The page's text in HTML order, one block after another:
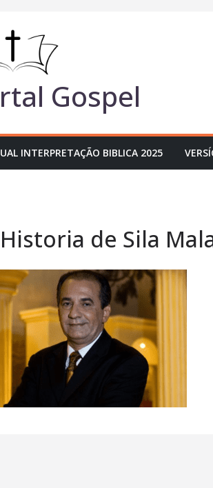
Gospel
INTERPRETAÇÃO BIBLICA 2025
de Sila